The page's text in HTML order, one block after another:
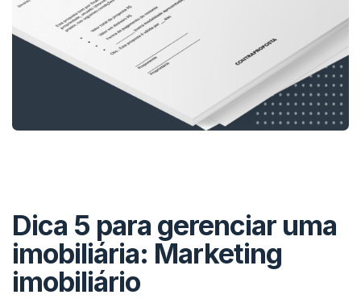
Dica 5 para gerenciar uma
imobiliária: Marketing
imobiliário